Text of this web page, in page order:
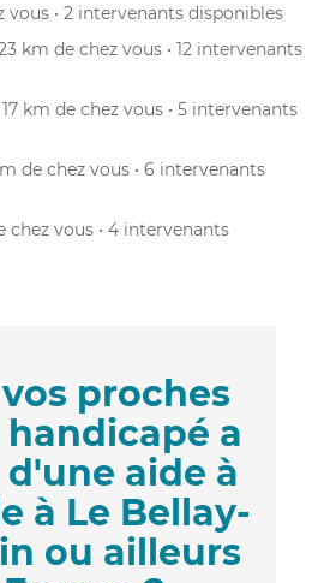
vous • 2 intervenants disponibles
23 km de chez vous • 12 intervenants
17 km de chez vous • 5 intervenants
de chez vous • 6 intervenants
chez vous • 4 intervenants
proches
a
aide à
à Le Bellay-
ou ailleurs